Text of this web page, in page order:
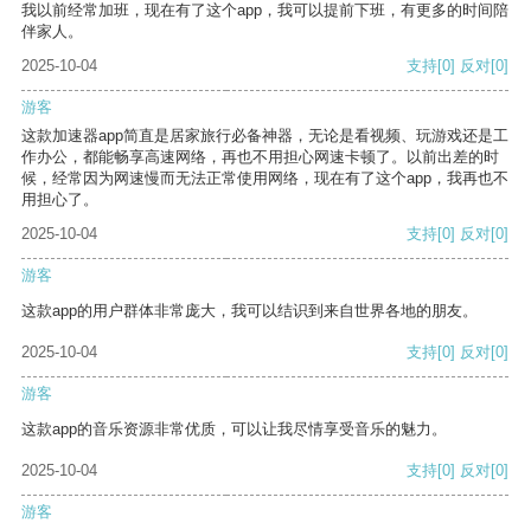
我以前经常加班，现在有了这个app，我可以提前下班，有更多的时间陪
伴家人。
2025-10-04
支持[0] 反对[0]
游客
这款加速器app简直是居家旅行必备神器，无论是看视频、玩游戏还是工
作办公，都能畅享高速网络，再也不用担心网速卡顿了。以前出差的时
候，经常因为网速慢而无法正常使用网络，现在有了这个app，我再也不
用担心了。
2025-10-04
支持[0] 反对[0]
游客
这款app的用户群体非常庞大，我可以结识到来自世界各地的朋友。
2025-10-04 支持[0] 反对[0]
游客
这款app的音乐资源非常优质，可以让我尽情享受音乐的魅力。
2025-10-04 支持[0] 反对[0]
游客